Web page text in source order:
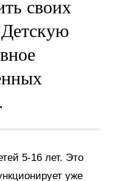
своих
5-16 лет. Это
уже